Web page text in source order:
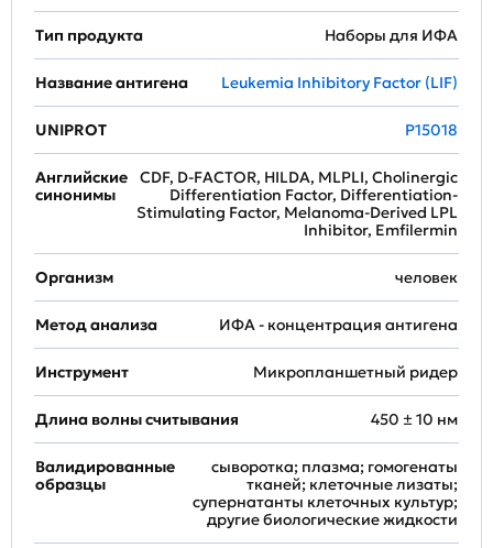
Тип продукта Наборы для ИФА
Название антигена Leukemia Inhibitory Factor (LIF)
UNIPROT P15018
Английские
синонимы
CDF, D-FACTOR, HILDA, MLPLI, Cholinergic
Differentiation Factor, Differentiation-
Stimulating Factor, Melanoma-Derived LPL
Inhibitor, Emfilermin
Организм человек
Метод анализа ИФА - концентрация антигена
Инструмент Микропланшетный ридер
Длина волны считывания 450 ± 10 нм
Валидированные
образцы
сыворотка; плазма; гомогенаты
тканей; клеточные лизаты;
супернатанты клеточных культур;
другие биологические жидкости